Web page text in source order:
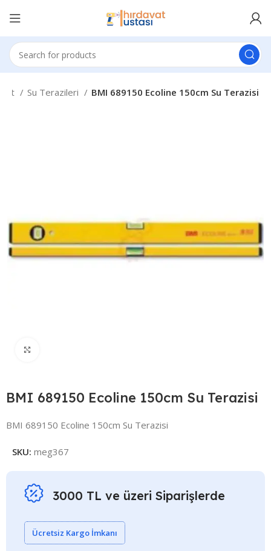
Su Terazileri BMI 689150 Ecoline 150cm Su Terazisi
BMI 689150 Ecoline 150cm Su Terazisi
BMI 689150 Ecoline 150cm Su Terazisi
SKU:meg367
3000 TL ve üzeri Siparişlerde
Ücretsiz Kargo İmkanı